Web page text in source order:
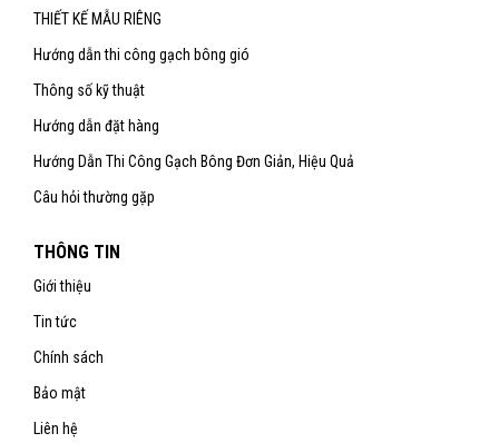
THIẾT KẾ MẪU RIÊNG
Hướng dẫn thi công gạch bông gió
Thông số kỹ thuật
Hướng dẫn đặt hàng
Hướng Dẫn Thi Công Gạch Bông Đơn Giản, Hiệu Quả
Câu hỏi thường gặp
THÔNG TIN
Giới thiệu
Tin tức
Chính sách
Bảo mật
Liên hệ